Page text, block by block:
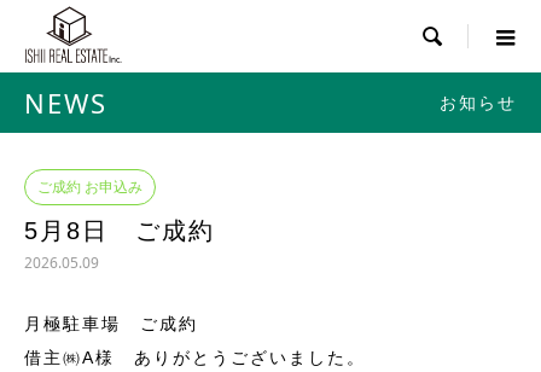

NEWS お知らせ
ご成約 お申込み
5月8日 ご成約
2026.05.09
月極駐車場 ご成約
借主㈱A様 ありがとうございました。